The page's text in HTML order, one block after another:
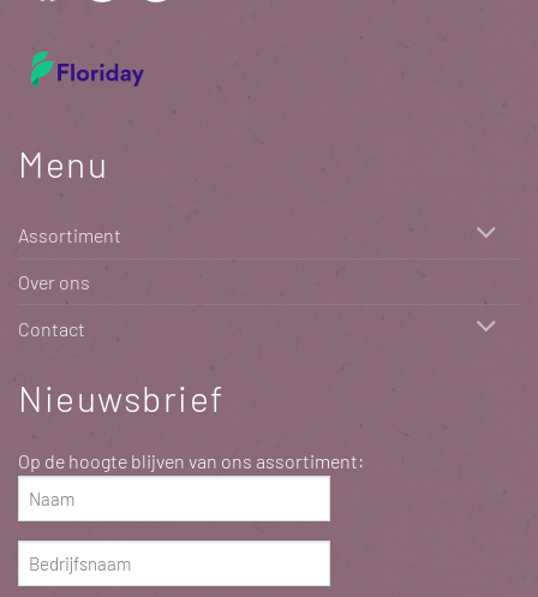
Menu
Assortiment
Over ons
Contact
Nieuwsbrief
Op de hoogte blijven van ons assortiment:
Naam
(Vereist)
Bedrijfsnaam
(Vereist)